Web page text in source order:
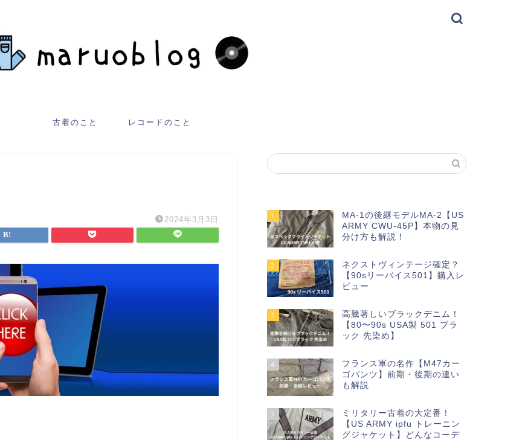
古着のこと レコードのこと
2024年3月3日 1
MA-1の後継モデルMA-2【US
ARMY CWU-45P】本物の見
分け方も解説！
2
ネクストヴィンテージ確定？
【90sリーバイス501】購入レ
ビュー
3
高騰著しいブラックデニム！
【80〜90s USA製 501 ブラ
ック 先染め】
4
フランス軍の名作【M47カー
ゴパンツ】前期・後期の違い
も解説
5
ミリタリー古着の大定番！
【US ARMY ipfu トレーニン
グジャケット】どんなコーデ